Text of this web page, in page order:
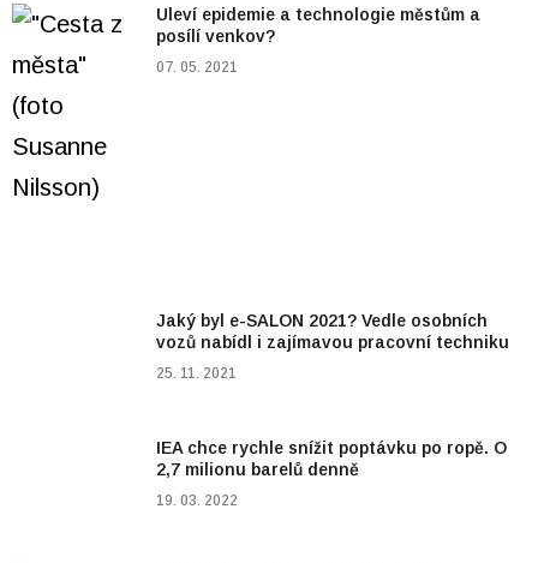
Uleví epidemie a technologie městům a
posílí venkov?
07. 05. 2021
Jaký byl e-SALON 2021? Vedle osobních
vozů nabídl i zajímavou pracovní techniku
25. 11. 2021
IEA chce rychle snížit poptávku po ropě. O
2,7 milionu barelů denně
19. 03. 2022